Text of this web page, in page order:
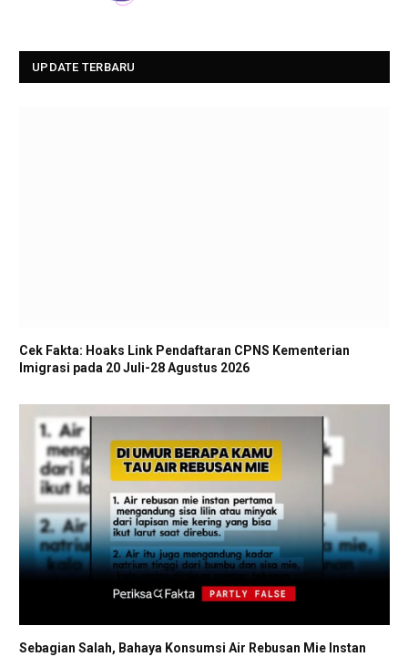
UPDATE TERBARU
Cek Fakta: Hoaks Link Pendaftaran CPNS Kementerian
Imigrasi pada 20 Juli-28 Agustus 2026
Sebagian Salah, Bahaya Konsumsi Air Rebusan Mie Instan